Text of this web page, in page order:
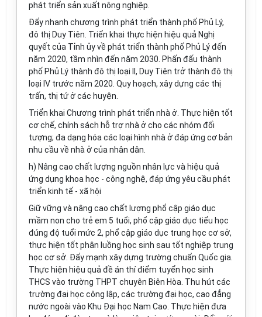
phát triển sản xuất nông nghiệp.
Đẩy nhanh chương trình phát triển thành phố Phủ Lý,
đô thị Duy Tiên. Triển khai thực hiện hiệu quả Nghị
quyết của Tỉnh ủy về phát triển thành phố Phủ Lý đến
năm 2020, tầm nhìn đến năm 2030. Phấn đấu thành
phố Phủ Lý thành đô thị loại II, Duy Tiên trở thành đô thị
loại IV trước năm 2020. Quy hoạch, xây dựng các thị
trấn, thị tứ ở các huyện.
Triển khai Chương trình phát triển nhà ở. Thực hiện tốt
cơ chế, chính sách hỗ trợ nhà ở cho các nhóm đối
tượng; đa dạng hóa các loại hình nhà ở đáp ứng cơ bản
nhu cầu về nhà ở của nhân dân.
h) Nâng cao chất lượng nguồn nhân lực và hiệu quả
ứng dụng khoa học - công nghệ, đáp ứng yêu cầu phát
triển kinh tế - xã hội
Giữ vững và nâng cao chất lượng phổ cập giáo dục
mầm non cho trẻ em 5 tuổi, phổ cập giáo dục tiểu học
đúng độ tuổi mức 2, phổ cập giáo dục trung học cơ sở,
thực hiện tốt phân luồng học sinh sau tốt nghiệp trung
học cơ sở. Đẩy mạnh xây dựng trường chuẩn Quốc gia.
Thực hiện hiệu quả đề án thí điểm tuyển học sinh
THCS vào trường THPT chuyên Biên Hòa. Thu hút các
trường đại học công lập, các trường đại học, cao đẳng
nước ngoài vào Khu Đại học Nam Cao. Thực hiện đưa